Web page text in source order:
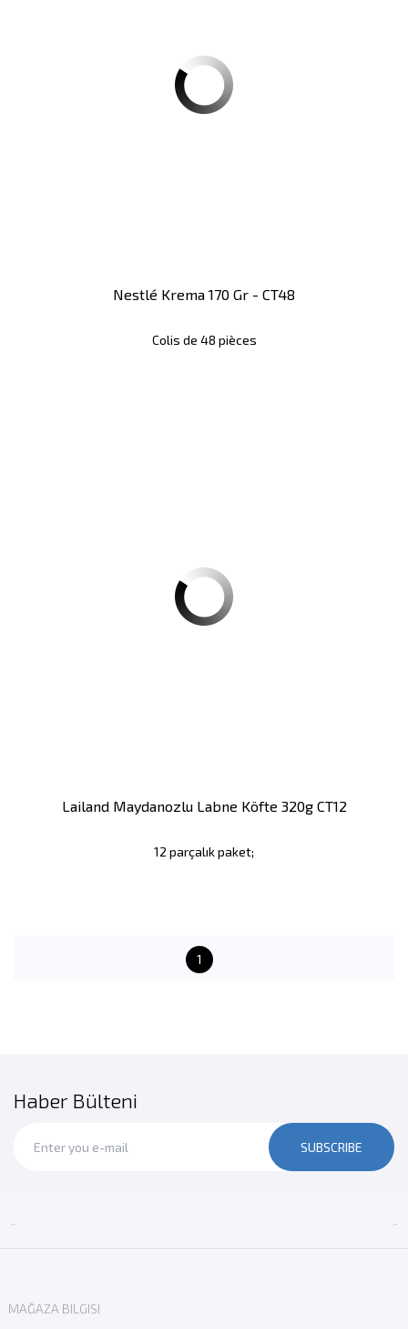
Nestlé Krema 170 Gr - CT48
Colis de 48 pièces
Lailand Maydanozlu Labne Köfte 320g CT12
12 parçalık paket;
1
Haber Bülteni
SUBSCRIBE
 
MAĞAZA BILGISI